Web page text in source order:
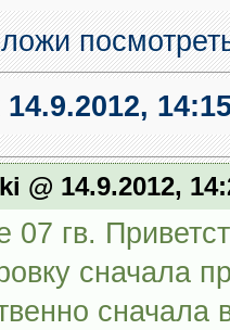
14.9.2012,
@ 14.9.2012,
07 гв.
сначала